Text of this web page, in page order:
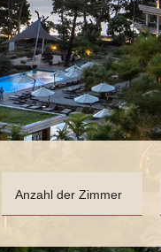
Anzahl der Zimmer